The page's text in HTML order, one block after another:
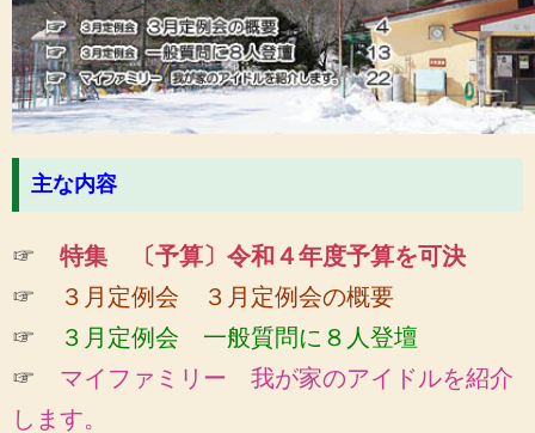
主な内容
☞ 特集 〔予算〕令和４年度予算を可決
☞
３月定例会 ３月定例会の概要
☞
３月定例会 一般質問に８人登壇
☞ マイファミリー 我が家のアイドルを紹介
します。